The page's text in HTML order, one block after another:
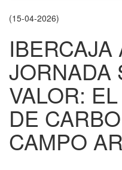
(15-04-2026)
JORNADA
VALOR:
DE
CAMPO